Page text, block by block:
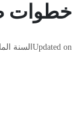
خطوات
Updated onالسنة